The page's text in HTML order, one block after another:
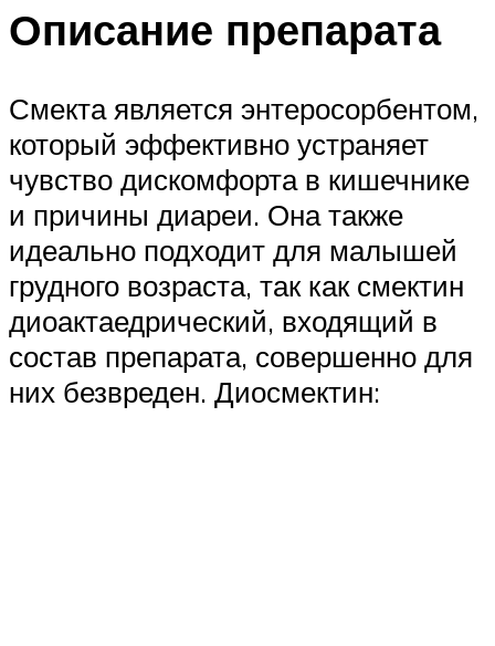
Описание препарата
Смекта является энтеросорбентом,
который эффективно устраняет
чувство дискомфорта в кишечнике
и причины диареи. Она также
идеально подходит для малышей
грудного возраста, так как смектин
диоактаедрический, входящий в
состав препарата, совершенно для
них безвреден. Диосмектин: